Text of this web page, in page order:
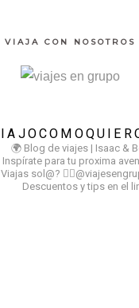
VIAJA CON NOSOTROS
🌍 Blog de viajes | Isaac &
Inspírate para tu proxima
Viajas sol@?
Descuentos y tips en el